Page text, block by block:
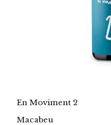
En Moviment 2
Macabeu